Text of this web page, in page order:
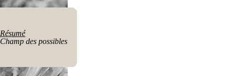
Résumé
Champ des possibles